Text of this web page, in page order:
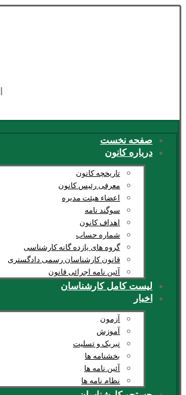
صفحه نخست
درباره کانون
تاریخچه کانون
معرفی رئیس کانون
اعضاء هیئت مدیره
سوگند نامه
اهداف کانون
شماره حساب
گروه های یازده گانه کارشناسی
قانون کارشناسان رسمی دادگستری
آئین نامه اجرائی قانون
لیست کامل کارشناسان
اخبار
آزمون
آموزش
تبریک و تسلیت
بخشنامه ها
آئین نامه ها
نظام نامه ها